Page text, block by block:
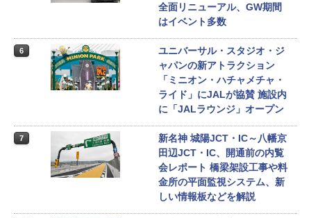
全面リニューアル、GW期間
はイベント多数
6
ユニバーサル・スタジオ・ジ
ャパンの新アトラクション
「ミニオン・ハチャメチャ・
ライド」にJALが協賛 施設内
に「JALラウンジ」オープン
7
新名神 城陽JCT・IC～八幡京
田辺JCT・IC、開通前の内覧
会レポート 橋梁架設工事や料
金所の平面監視システム、新
しい情報板などを解説